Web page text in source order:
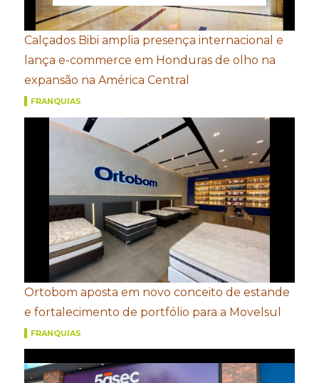
Calçados Bibi amplia presença internacional e
lança e-commerce em Honduras de olho na
expansão na América Central
FRANQUIAS
Ortobom aposta em novo conceito de estande
e fortalecimento de portfólio para a Movelsul
FRANQUIAS